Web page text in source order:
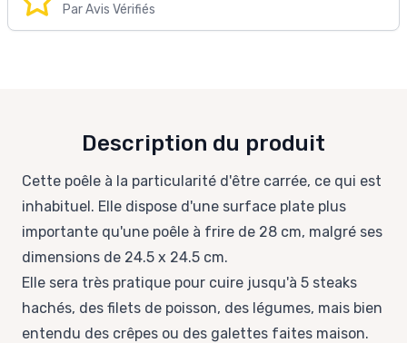
Par Avis Vérifiés
Description du produit
Cette poêle à la particularité d'être carrée, ce qui est
inhabituel. Elle dispose d'une surface plate plus
importante qu'une poêle à frire de 28 cm, malgré ses
dimensions de 24.5 x 24.5 cm.
Elle sera très pratique pour cuire jusqu'à 5 steaks
hachés, des filets de poisson, des légumes, mais bien
entendu des crêpes ou des galettes faites maison.